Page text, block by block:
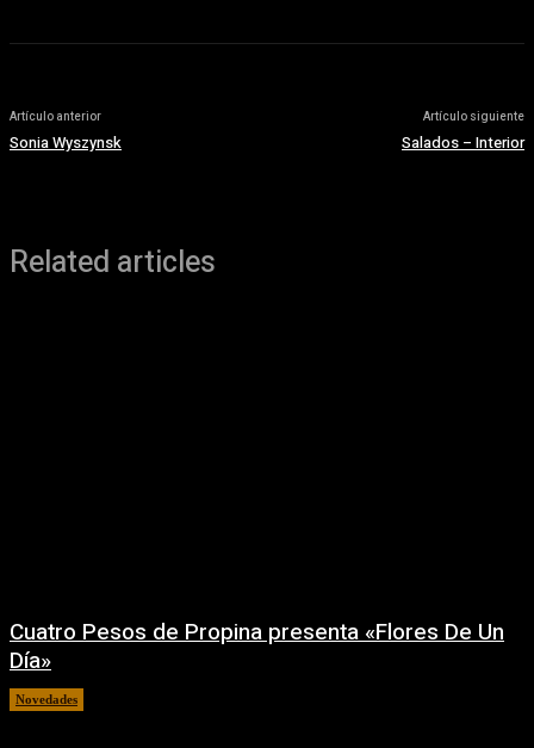
Artículo anterior
Sonia Wyszynsk
Artículo siguiente
Salados – Interior
Related articles
Cuatro Pesos de Propina presenta «Flores De Un
Día»
Novedades